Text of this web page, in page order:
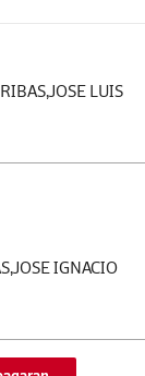
LUIS
IGNACIO